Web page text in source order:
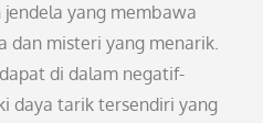
yang membawa
dan misteri yang menarik.
di dalam negatif-
daya tarik tersendiri yang